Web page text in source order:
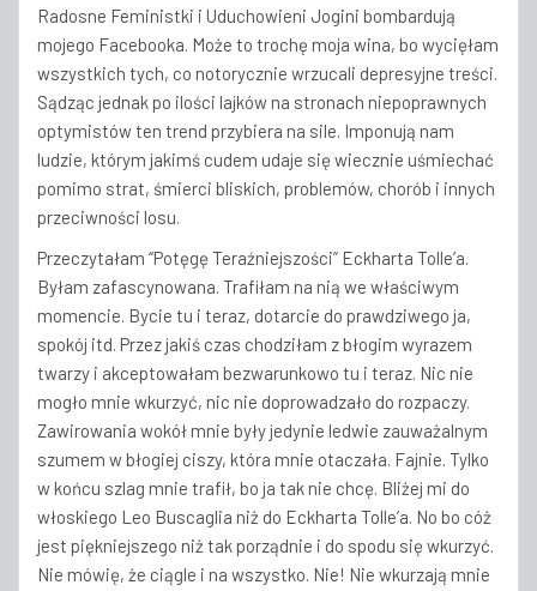
Radosne Feministki i Uduchowieni Jogini bombardują
mojego Facebooka. Może to trochę moja wina, bo wycięłam
wszystkich tych, co notorycznie wrzucali depresyjne treści.
Sądząc jednak po ilości lajków na stronach niepoprawnych
optymistów ten trend przybiera na sile. Imponują nam
ludzie, którym jakimś cudem udaje się wiecznie uśmiechać
pomimo strat, śmierci bliskich, problemów, chorób i innych
przeciwności losu.
Przeczytałam “Potęgę Teraźniejszości” Eckharta Tolle’a.
Byłam zafascynowana. Trafiłam na nią we właściwym
momencie. Bycie tu i teraz, dotarcie do prawdziwego ja,
spokój itd. Przez jakiś czas chodziłam z błogim wyrazem
twarzy i akceptowałam bezwarunkowo tu i teraz. Nic nie
mogło mnie wkurzyć, nic nie doprowadzało do rozpaczy.
Zawirowania wokół mnie były jedynie ledwie zauważalnym
szumem w błogiej ciszy, która mnie otaczała. Fajnie. Tylko
w końcu szlag mnie trafił, bo ja tak nie chcę. Bliżej mi do
włoskiego Leo Buscaglia niż do Eckharta Tolle’a. No bo cóż
jest piękniejszego niż tak porządnie i do spodu się wkurzyć.
Nie mówię, że ciągle i na wszystko. Nie! Nie wkurzają mnie